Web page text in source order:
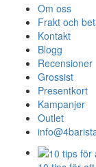
Om oss
Frakt och
Kontakt
Blogg
Recensioner
Grossist
Presentkort
Kampanjer
Outlet